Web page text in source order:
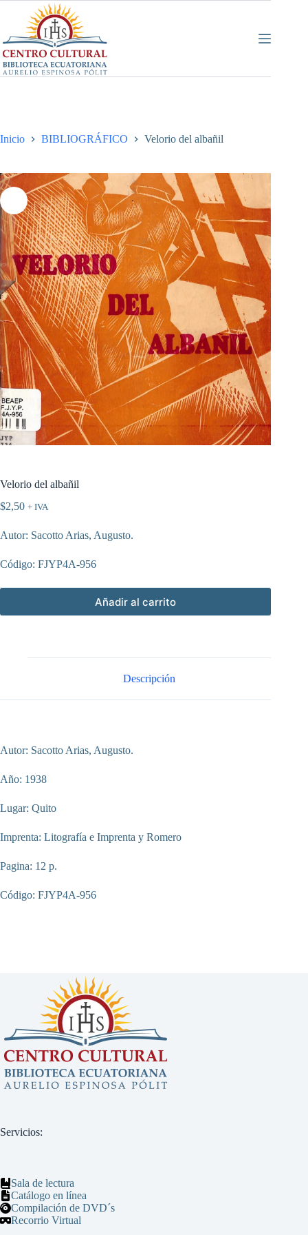
contenido
Inicio BIBLIOGRÁFICO Velorio del albañil
Velorio del albañil
$2,50 + IVA
Autor: Sacotto Arias, Augusto.
Código: FJYP4A-956
Añadir al carrito
Descripción
Autor: Sacotto Arias, Augusto.
Año: 1938
Lugar: Quito
Imprenta: Litografía e Imprenta y Romero
Pagina: 12 p.
Código: FJYP4A-956
Servicios:
Sala de lectura
Catálogo en línea
Compilación de DVD´s
Recorrio Virtual